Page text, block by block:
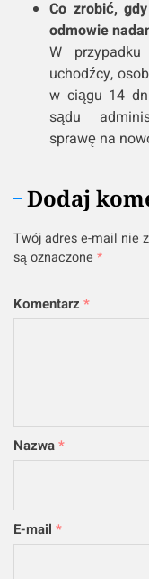
Co zrobić,
odmowie
W
uchodźcy,
w ciągu 14
sądu
sprawę na
Dodaj
Twój adres e-mail nie
są oznaczone *
Komentarz *
Nazwa*
E-mail *